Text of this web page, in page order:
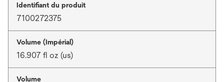
Identifiant du produit
7100272375
Volume (Impérial)
16.907 fl oz (us)
Volume